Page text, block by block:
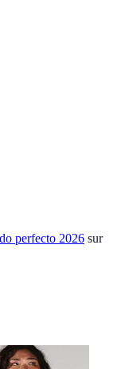
perfecto 2026 sur